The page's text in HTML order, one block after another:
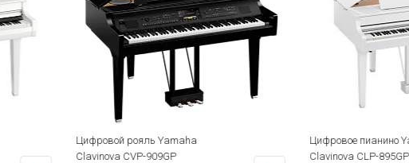
Цифровое пианино Yamaha
Clavinova CLP-895GPWH
Цифровое
Clavinova